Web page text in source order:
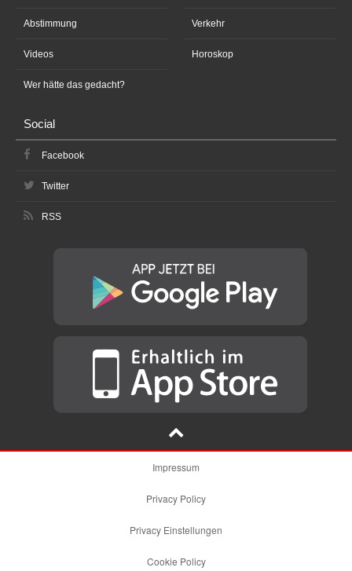
Abstimmung
Videos
Wer hätte das gedacht?
Verkehr
Horoskop
Social
Facebook
Twitter
RSS
Impressum
Privacy Policy
Privacy Einstellungen
Cookie Policy